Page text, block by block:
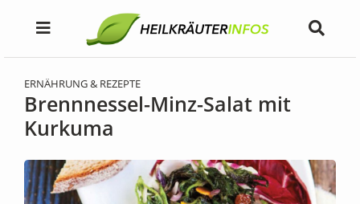
ERNÄHRUNG & REZEPTE
Brennnessel-Minz-Salat mit
Kurkuma